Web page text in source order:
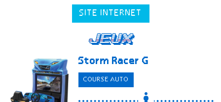
SITE INTERNET
Jeux
Storm Racer G
COURSE AUTO